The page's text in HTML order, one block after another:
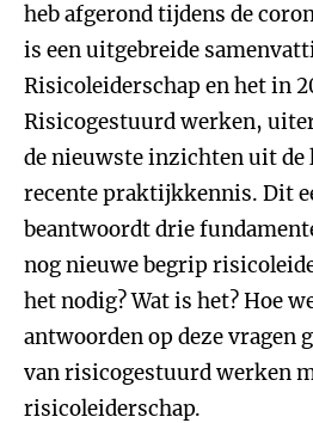
heb afgerond tijdens de
is een uitgebreide
Risicoleiderschap en het in
Risicogestuurd werken,
de nieuwste inzichten uit
recente praktijkkennis. Dit
beantwoordt drie
nog nieuwe begrip
het nodig? Wat is het? Hoe
antwoorden op deze vragen
van risicogestuurd werken
risicoleiderschap.